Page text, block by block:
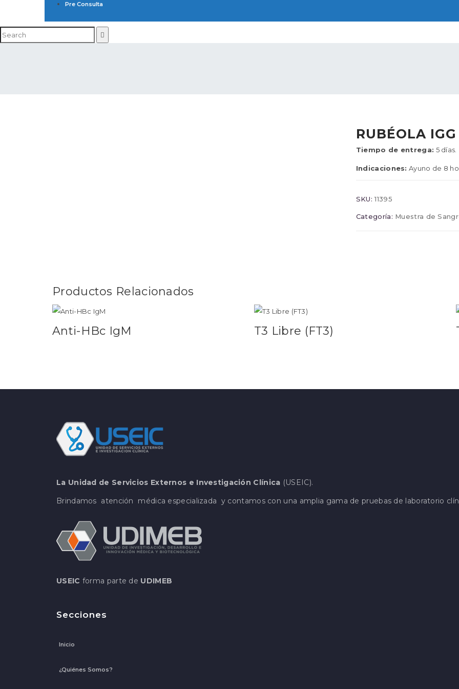
Pre Consulta
RUBÉOLA IGG
Tiempo de entrega: 5 días.
Indicaciones: Ayuno de 8
SKU:11395
Categoría: Muestra de
Productos Relacionados
Anti-HBc IgM T3 Libre (FT3)
La Unidad de Servicios Externos e Investigación Clínica (USEIC).
Brindamos atención médica especializada y contamos con una amplia gama de pruebas de laboratorio
USEIC forma parte de UDIMEB
Secciones
Inicio
¿Quiénes Somos?